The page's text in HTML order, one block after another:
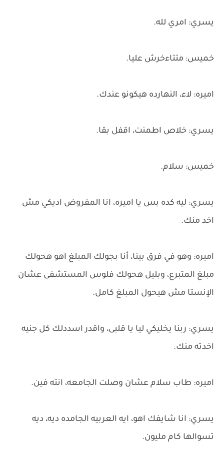
يسري: امري لله.
خميس: متتاءخرش عليا.
اميره: لاء، النهارده هيكونو عندك.
يسري: خلاص اطمنت، اقفل بقا.
خميس: سلام.
يسري: ليه كده بس يا اميره، انا المفروض اديكي مش
اخد منك.
اميره: وهو في فرق بينا، أنا بجولك المبلغ اهو هحولك
مبلغ المتبرع، وبليل هحولك فلوس المستشفى عشان
الإنستا مش هيحول المبلغ كامل.
يسري: ربنا يخليكي ليا يا قلبى، واقدر اسددلك كل جنيه
اخدته منك.
اميره: طاب سلام عشان وصلت الجامعه، انته فين.
يسري: انا شايفك اهو، ايه العربيه الجامده ديه، ديه
تسوالها كام مليون.